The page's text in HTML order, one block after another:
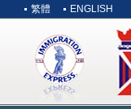
繁體 ENGLISH